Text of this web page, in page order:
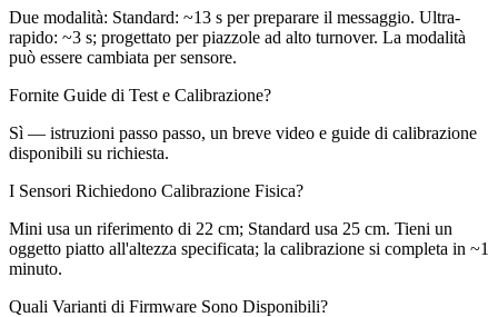
Due modalità: Standard: ~13 s per preparare il messaggio. Ultra-
rapido: ~3 s; progettato per piazzole ad alto turnover. La modalità
può essere cambiata per sensore.
Fornite Guide di Test e Calibrazione?
Sì — istruzioni passo passo, un breve video e guide di calibrazione
disponibili su richiesta.
I Sensori Richiedono Calibrazione Fisica?
Mini usa un riferimento di 22 cm; Standard usa 25 cm. Tieni un
oggetto piatto all'altezza specificata; la calibrazione si completa in ~1
minuto.
Quali Varianti di Firmware Sono Disponibili?